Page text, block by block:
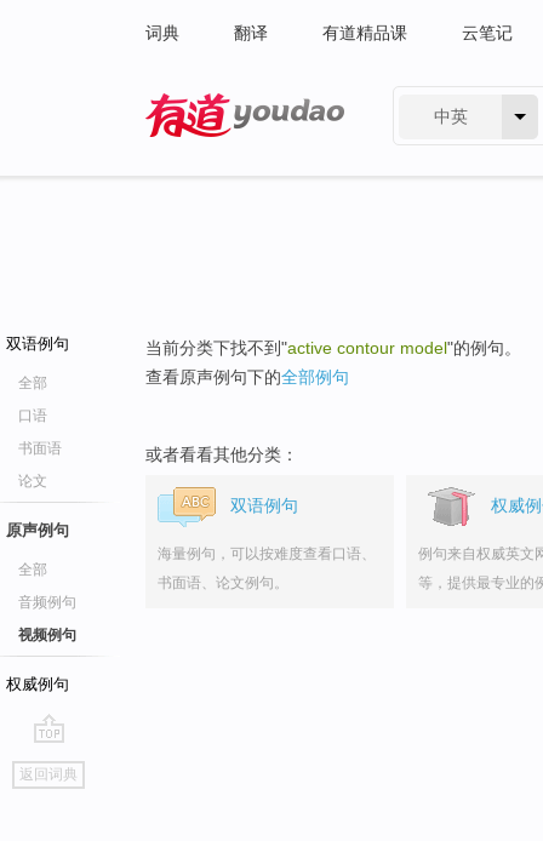
词典 翻译 有道精品课 云笔记
中英
双语例句
全部
口语
书面语
论文
原声例句
全部
音频例句
视频例句
权威例句
go
top
返回词典
当前分类下找不到"active contour model"的例句。
查看原声例句下的全部例句
或者看看其他分类：
双语例句
海量例句，可以按难度查看口语、
书面语、论文例句。
权威
例句来自权威英文
等，提供最专业的